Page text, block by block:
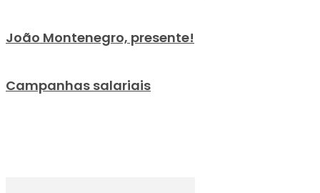
João Montenegro, presente!
Campanhas salariais